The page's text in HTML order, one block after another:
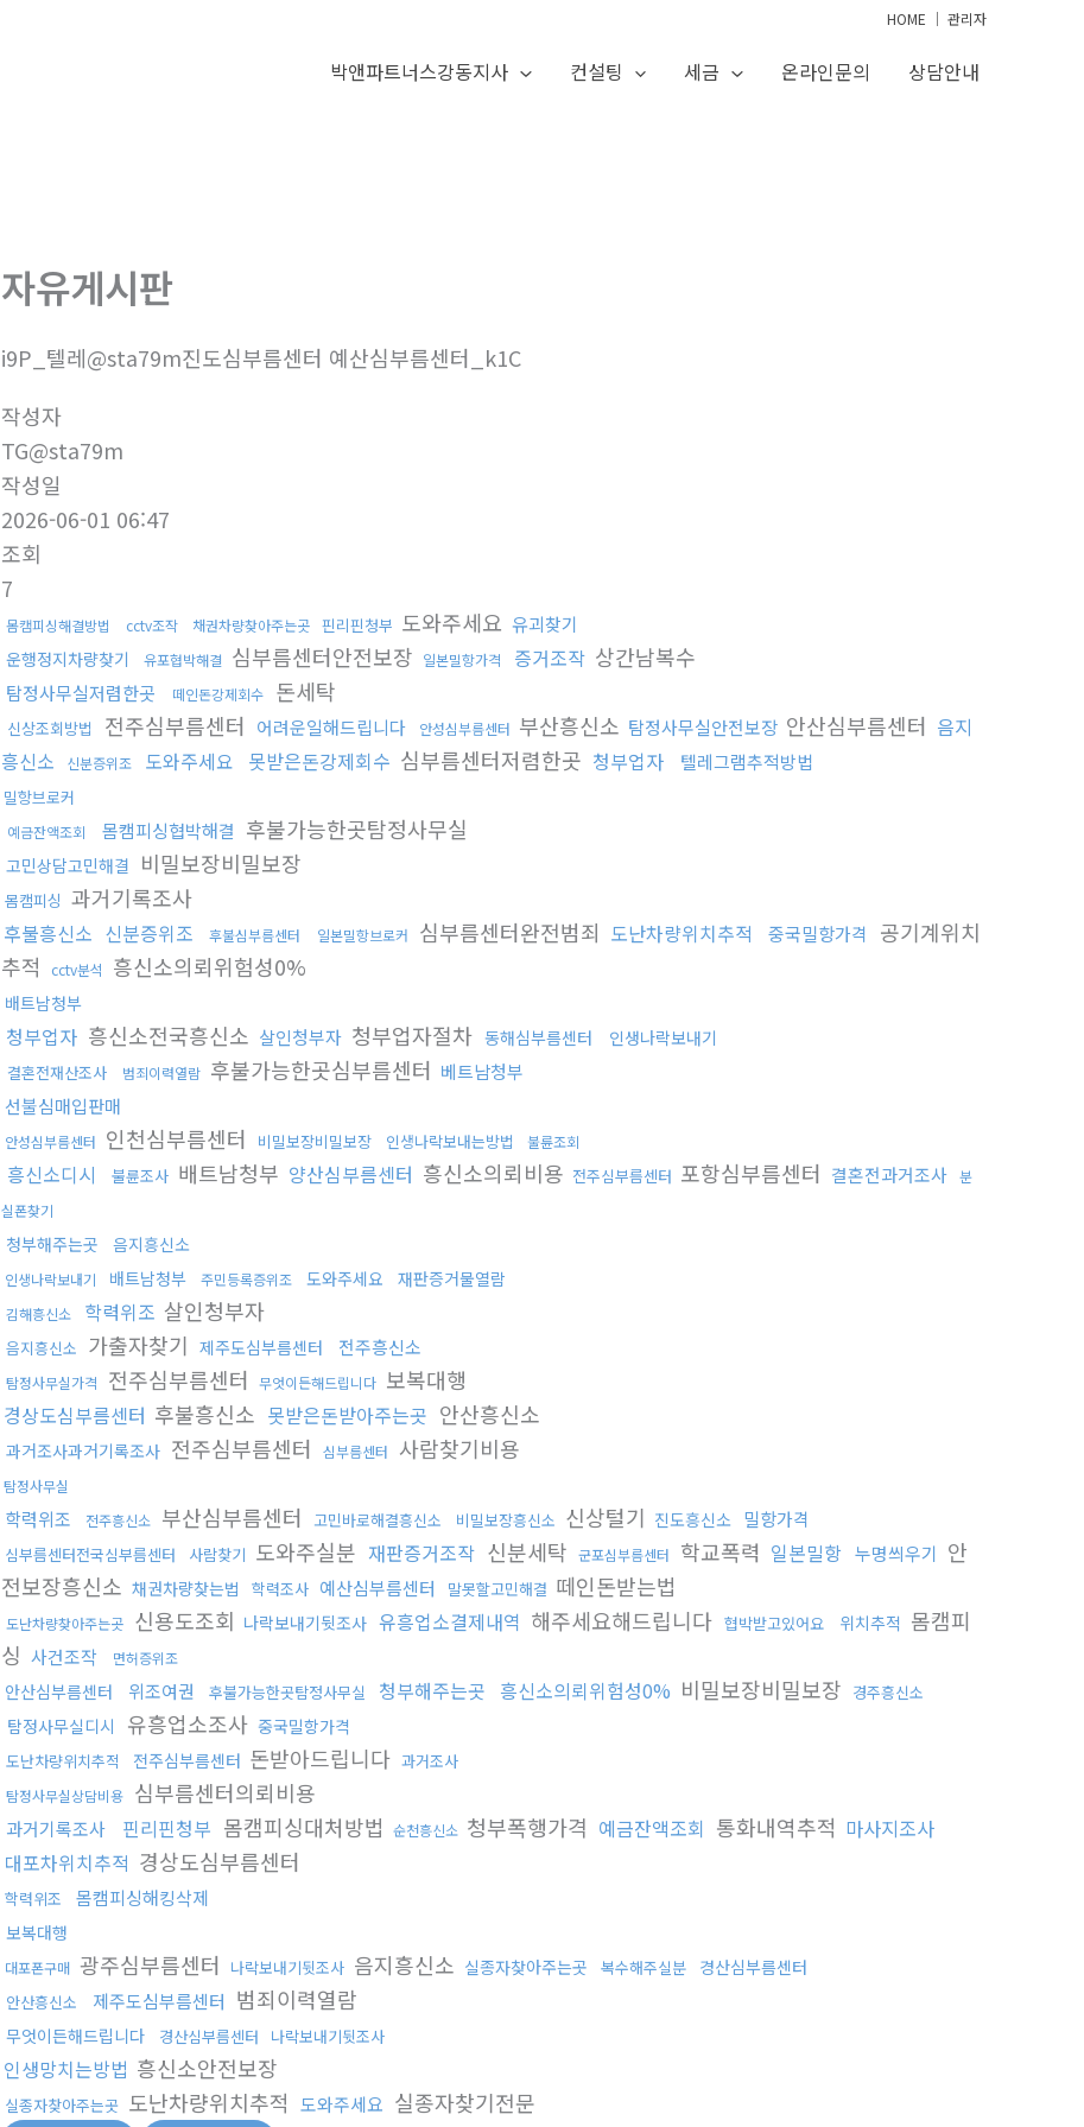
HOME │ 관리자
박앤파트너스강동지사 컨설팅 세금 온라인문의 상담안내
자유게시판
i9P_텔레@sta79m진도심부름센터 예산심부름센터_k1C
작성자
TG@sta79m
작성일
2026-06-01 06:47
조회
7
몸캠피싱해결방법 cctv조작 채권차량찾아주는곳 핀리핀청부 도와주세요 유괴찾기
운행정지차량찾기 유포협박해결 심부름센터안전보장 일본밀항가격 증거조작 상간남복수
탐정사무실저렴한곳 떼인돈강제회수 돈세탁
신상조회방법 전주심부름센터 어려운일해드립니다 안성심부름센터 부산흥신소 탐정사무실안전보장 안산심부름센터 음지
흥신소
신분증위조 도와주세요 못받은돈강제회수 심부름센터저렴한곳 청부업자 텔레그램추적방법
밀항브로커
예금잔액조회 몸캠피싱협박해결 후불가능한곳탐정사무실
고민상담고민해결 비밀보장비밀보장
몸캠피싱 과거기록조사
후불흥신소 신분증위조 후불심부름센터 일본밀항브로커 심부름센터완전범죄 도난차량위치추적 중국밀항가격
공기계위치
추적
cctv분석 흥신소의뢰위험성0%
배트남청부
청부업자 흥신소전국흥신소 살인청부자 청부업자절차 동해심부름센터 인생나락보내기
결혼전재산조사 범죄이력열람 후불가능한곳심부름센터 베트남청부
선불심매입판매
안성심부름센터 인천심부름센터 비밀보장비밀보장 인생나락보내는방법 불륜조회
흥신소디시 불륜조사 배트남청부 양산심부름센터 흥신소의뢰비용 전주심부름센터 포항심부름센터 결혼전과거조사 분
실폰찾기
청부해주는곳 음지흥신소
인생나락보내기 배트남청부 주민등록증위조 도와주세요 재판증거물열람
김해흥신소 학력위조 살인청부자
음지흥신소 가출자찾기 제주도심부름센터 전주흥신소
탐정사무실가격 전주심부름센터 무엇이든해드립니다 보복대행
경상도심부름센터 후불흥신소 못받은돈받아주는곳 안산흥신소
과거조사과거기록조사 전주심부름센터 심부름센터 사람찾기비용
탐정사무실
학력위조 전주흥신소 부산심부름센터 고민바로해결흥신소 비밀보장흥신소 신상털기 진도흥신소 밀항가격
심부름센터전국심부름센터 사람찾기 도와주실분 재판증거조작 신분세탁 군포심부름센터 학교폭력 일본밀항 누명씌우기 안
전보장흥신소 채권차량찾는법 학력조사 예산심부름센터 말못할고민해결 떼인돈받는법
도난차량찾아주는곳 신용도조회 나락보내기뒷조사 유흥업소결제내역 해주세요해드립니다 협박받고있어요 위치추적 몸캠피
싱 사건조작 면허증위조
안산심부름센터 위조여권 후불가능한곳탐정사무실 청부해주는곳 흥신소의뢰위험성0% 비밀보장비밀보장 경주흥신소
탐정사무실디시 유흥업소조사 중국밀항가격
도난차량위치추적 전주심부름센터 돈받아드립니다 과거조사
탐정사무실상담비용 심부름센터의뢰비용
과거기록조사 핀리핀청부 몸캠피싱대처방법 순천흥신소 청부폭행가격 예금잔액조회 통화내역추적 마사지조사
대포차위치추적 경상도심부름센터
학력위조 몸캠피싱해킹삭제
보복대행
대포폰구매 광주심부름센터 나락보내기뒷조사 음지흥신소 실종자찾아주는곳 복수해주실분 경산심부름센터
안산흥신소 제주도심부름센터 범죄이력열람
무엇이든해드립니다 경산심부름센터 나락보내기뒷조사
인생망치는방법 흥신소안전보장
실종자찾아주는곳 도난차량위치추적 도와주세요 실종자찾기전문